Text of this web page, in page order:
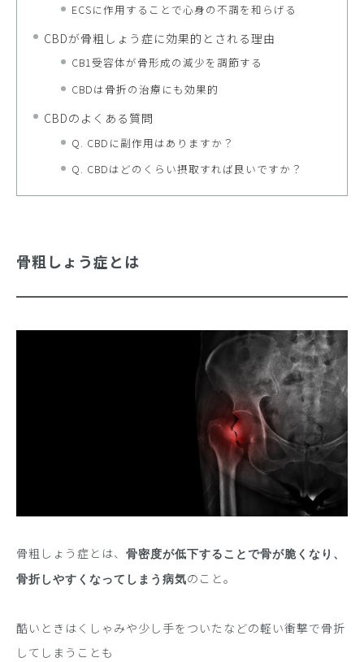
ECSに作用することで心身の不調を和らげる
CBDが骨粗しょう症に効果的とされる理由
CB1受容体が骨形成の減少を調節する
CBDは骨折の治療にも効果的
CBDのよくある質問
Q. CBDに副作用はありますか？
Q. CBDはどのくらい摂取すれば良いですか？
骨粗しょう症とは
骨粗しょう症とは、
骨密度が低下することで骨が脆くなり、
骨折しやすくなってしまう病気のこと。
酷いときはくしゃみや少し手をついたなどの軽い衝撃で骨折
してしまうことも